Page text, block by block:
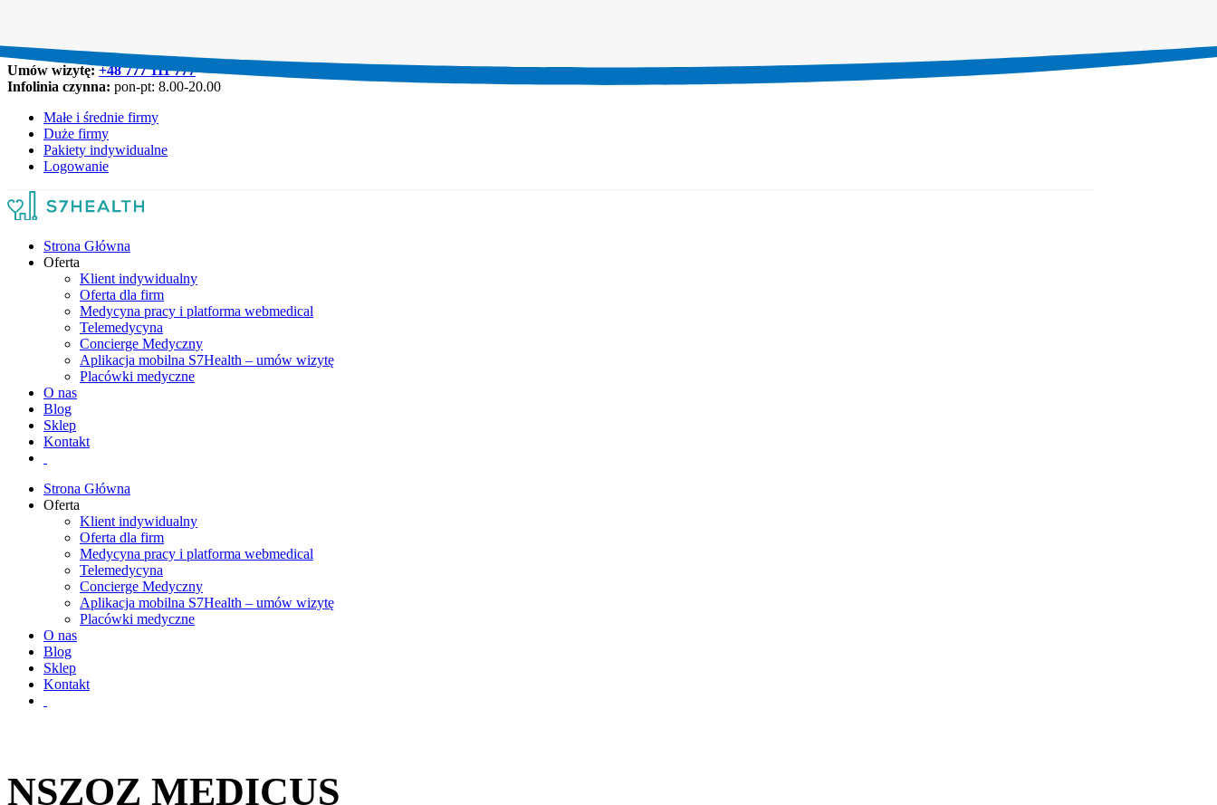
Umów wizytę:+48 777 111 777
Infolinia czynna: pon-pt: 8.00-20.00
Małe i średnie firmy
Duże firmy
Pakiety indywidualne
Logowanie
Strona Główna
Oferta
Klient indywidualny
Oferta dla firm
Medycyna pracy i platforma webmedical
Telemedycyna
Concierge Medyczny
Aplikacja mobilna S7Health – umów wizytę
Placówki medyczne
O nas
Blog
Sklep
Kontakt
Strona Główna
Oferta
Klient indywidualny
Oferta dla firm
Medycyna pracy i platforma webmedical
Telemedycyna
Concierge Medyczny
Aplikacja mobilna S7Health – umów wizytę
Placówki medyczne
O nas
Blog
Sklep
Kontakt
NSZOZ MEDICUS